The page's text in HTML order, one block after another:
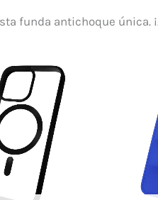
funda antichoque única.
precio
original
era:
$ 65.000.